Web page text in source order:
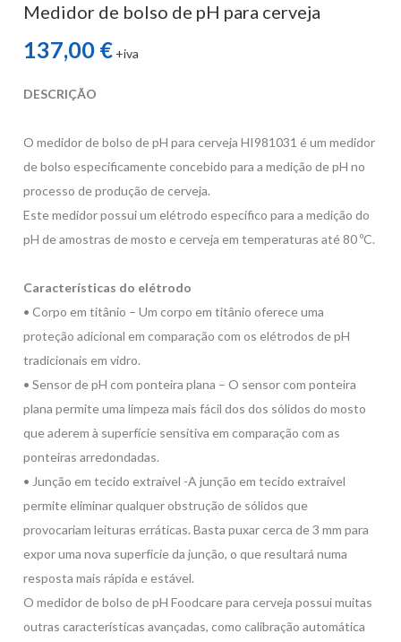
Medidor de bolso de pH para cerveja
137,00 € +iva
DESCRIÇÃO
O medidor de bolso de pH para cerveja HI981031 é um medidor
de bolso especificamente concebido para a medição de pH no
processo de produção de cerveja.
Este medidor possui um elétrodo específico para a medição do
pH de amostras de mosto e cerveja em temperaturas até 80 ºC.
Características do elétrodo
• Corpo em titânio – Um corpo em titânio oferece uma
proteção adicional em comparação com os elétrodos de pH
tradicionais em vidro.
• Sensor de pH com ponteira plana – O sensor com ponteira
plana permite uma limpeza mais fácil dos dos sólidos do mosto
que aderem à superfície sensitiva em comparação com as
ponteiras arredondadas.
• Junção em tecido extraível -A junção em tecido extraível
permite eliminar qualquer obstrução de sólidos que
provocariam leituras erráticas. Basta puxar cerca de 3 mm para
expor uma nova superfície da junção, o que resultará numa
resposta mais rápida e estável.
O medidor de bolso de pH Foodcare para cerveja possui muitas
outras características avançadas, como calibração automática